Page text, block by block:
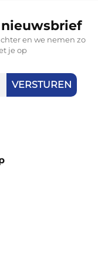
nieuwsbrief
en we nemen zo
je op
VERSTUREN